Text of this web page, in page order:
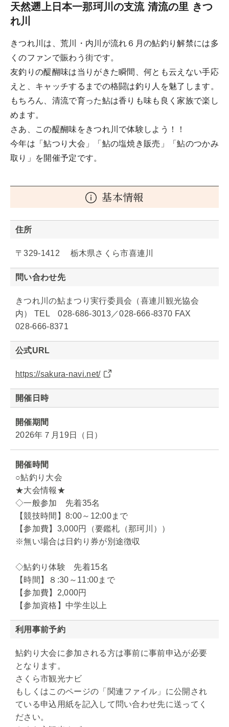
天然遡上日本一那珂川の支流 清流の里 きつ
れ川
きつれ川は、荒川・内川が流れ６月の鮎釣り解禁には多
くのファンで賑わう街です。
友釣りの醍醐味は当りがきた瞬間、何とも云えない手応
えと、キャッチするまでの格闘は釣り人を魅了します。
もちろん、清流で育った鮎は香りも味も良く家族で楽し
めます。
さあ、この醍醐味をきつれ川で体験しよう！！
今年は「鮎つり大会」「鮎の塩焼き販売」「鮎のつかみ
取り」を開催予定です。
基本情報
住所
〒329-1412 栃木県さくら市喜連川
問い合わせ先
きつれ川の鮎まつり実行委員会（喜連川観光協会
内） TEL 028-686-3013／028-666-8370 FAX
028-666-8371
公式URL
https://sakura-navi.net/
開催日時
開催期間
2026年７月19日（日）
開催時間
○鮎釣り大会
★大会情報★
◇一般参加 先着35名
【競技時間】8:00～12:00まで
【参加費】3,000円（要鑑札（那珂川））
※無い場合は日釣り券が別途徴収
◇鮎釣り体験 先着15名
【時間】８:30～11:00まで
【参加費】2,000円
【参加資格】中学生以上
利用事前予約
鮎釣り大会に参加される方は事前に事前申込が必要
となります。
さくら市観光ナビ
もしくはこのページの「関連ファイル」に公開され
ている申込用紙を記入して問い合わせ先に送ってく
ださい。